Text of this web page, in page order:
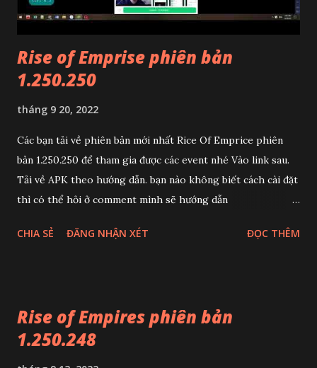
Rise of Emprise phiên bản
1.250.250
tháng 9 20, 2022
Các bạn tải về phiên bản mới nhất Rice Of Emprice phiên
bản 1.250.250 để tham gia được các event nhé Vào link sau.
Tải về APK theo hướng dẫn. bạn nào không biết cách cài đặt
thì có thể hỏi ở comment mình sẽ hướng dẫn
fire/com.im30.ROE.gp
CHIA SẺ ĐĂNG NHẬN XÉT ĐỌC THÊM
Rise of Empires phiên bản
1.250.248